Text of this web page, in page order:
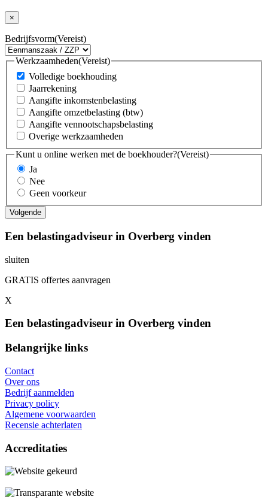
×
Bedrijfsvorm(Vereist)
Werkzaamheden(Vereist)
Volledige boekhouding
Jaarrekening
Aangifte inkomstenbelasting
Aangifte omzetbelasting (btw)
Aangifte vennootschapsbelasting
Overige werkzaamheden
Kunt u online werken met de boekhouder?(Vereist)
Ja
Nee
Geen voorkeur
Een belastingadviseur in Overberg vinden
sluiten
GRATIS offertes aanvragen
X
Een belastingadviseur in Overberg vinden
Belangrijke links
Contact
Over ons
Bedrijf aanmelden
Privacy policy
Algemene voorwaarden
Recensie achterlaten
Accreditaties